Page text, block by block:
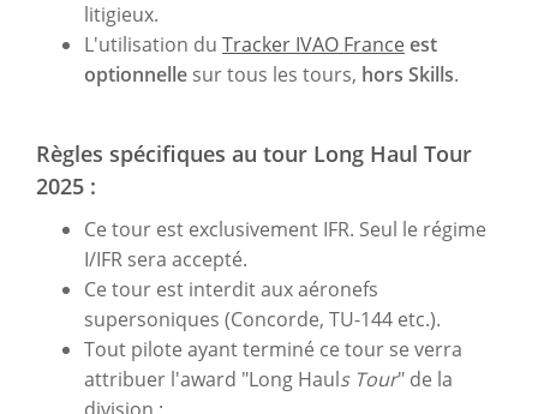
litigieux.
L'utilisation du Tracker IVAO Franceest
optionnelle sur tous les tours, hors Skills.
Règles spécifiques au tour Long Haul Tour
2025 :
Ce tour est exclusivement IFR. Seul le régime
I/IFR sera accepté.
Ce tour est interdit aux aéronefs
supersoniques (Concorde, TU-144 etc.).
Tout pilote ayant terminé ce tour se verra
attribuer l'award "Long Hauls Tour" de la